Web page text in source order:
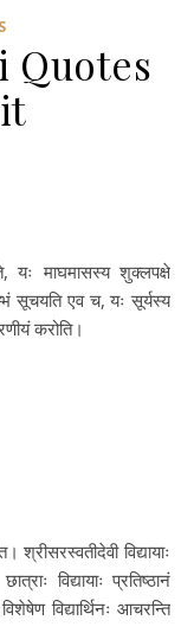
Quotes
यः माघमासस्य शुक्लपक्षे
सूचयति एव च, यः सूर्यस्य
करोति।
विद्यायाः
विद्यायाः प्रतिष्ठानं
विद्यार्थिनः आचरन्ति